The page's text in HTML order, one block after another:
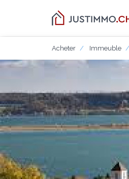
Acheter Immeuble